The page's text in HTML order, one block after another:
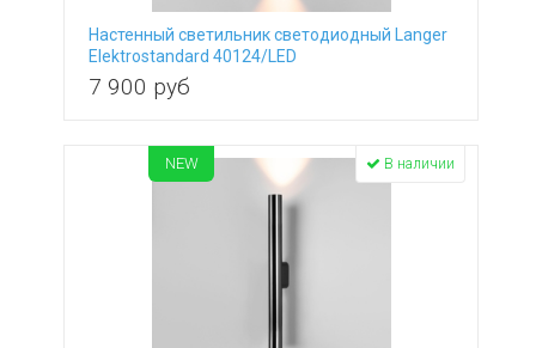
Настенный светильник светодиодный Langer
Elektrostandard 40124/LED
7 900 руб
NEW В наличии